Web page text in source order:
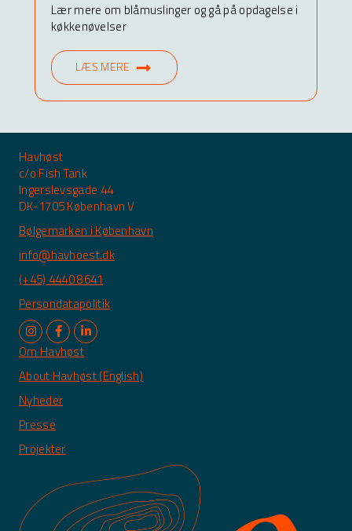
Lær mere om blåmuslinger og gå på opdagelse i
køkkenøvelser
LÆS MERE
Havhøst
c/o Fish Tank
Ingerslevsgade 44
DK-1705 København V
Bølgemarken i København
info@havhoest.dk
(+45) 4440 8641
Persondatapolitik
Om Havhøst
About Havhøst (English)
Nyheder
Presse
Projekter